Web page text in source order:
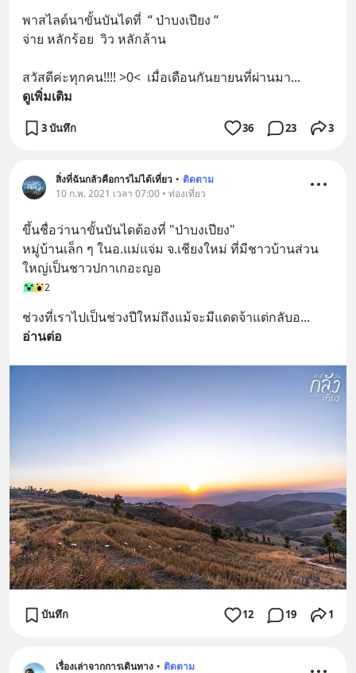
พาสไลด์นาขั้นบันไดที่  “ ป่าบงเปียง “
จ่าย หลักร้อย  วิว หลักล้าน
สวัสดีค่ะทุกคน!!!! >0<  เมื่อเดือนกันยายนที่ผ่านมา...
ดูเพิ่มเติม
3 บันทึก 36 23 3
สิ่งที่ฉันกลัวคือการไม่ได้เที่ยว • ติดตาม
10 ก.พ. 2021 เวลา 07:00 • ท่องเที่ยว
ขึ้นชื่อว่านาขั้นบันไดต้องที่ "ป่าบงเปียง"
หมู่บ้านเล็ก ๆ ในอ.แม่แจ่ม จ.เชียงใหม่ ที่มีชาวบ้านส่วน
ใหญ่เป็นชาวปกาเกอะญอ
2
ช่วงที่เราไปเป็นช่วงปีใหม่ถึงแม้จะมีแดดจ้าแต่กลับอ
อ่านต่อ
บันทึก 12 19 1
เรื่องเล่าจากการเดินทาง • ติดตาม